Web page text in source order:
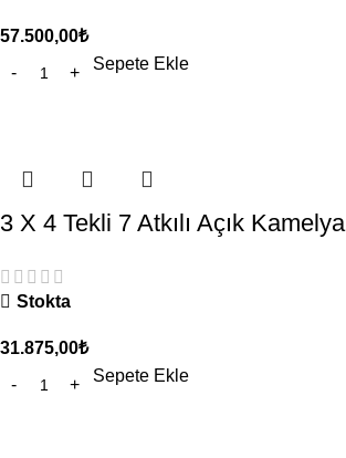
57.500,00₺
Sepete Ekle
3 X 4 Tekli 7 Atkılı Açık Kamelya
Stokta
31.875,00₺
Sepete Ekle